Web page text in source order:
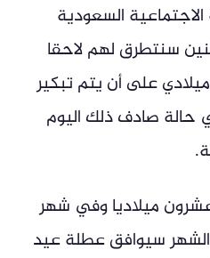
الاجتماعية السعودية
سنتطرق لهم لاحقا
على أن يتم تبكير
حالة صادف ذلك اليوم
ميلاديا وفي شهر
الشهر سيوافق عطلة عيد